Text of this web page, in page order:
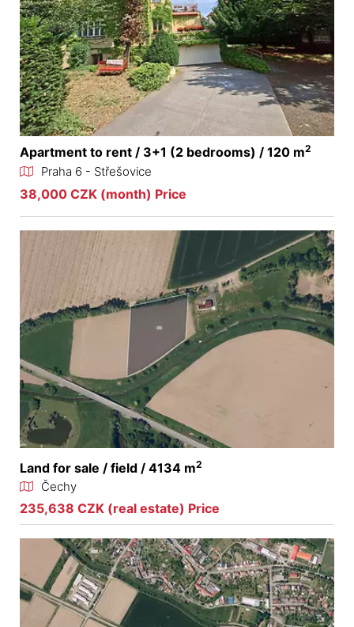
Apartment to rent / 3+1 (2 bedrooms) / 120 m2
Praha 6 - Střešovice
38,000 CZK (month) Price
Land for sale / field / 4134 m2
Čechy
235,638 CZK (real estate) Price